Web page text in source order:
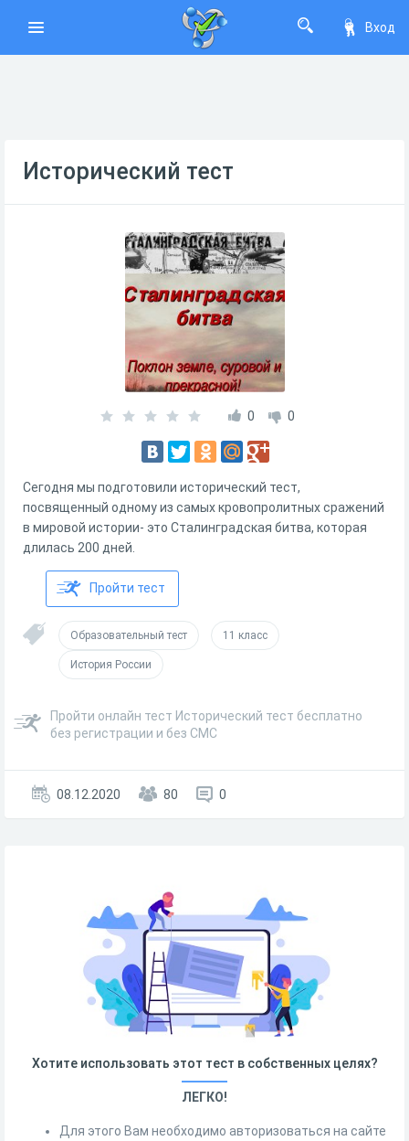
Вход
Исторический тест
0 0
Сегодня мы подготовили исторический тест,
посвященный одному из самых кровопролитных сражений
в мировой истории- это Сталинградская битва, которая
длилась 200 дней.
Пройти тест
Образовательный тест 11 класс
История России
Пройти онлайн тест Исторический тест бесплатно
без регистрации и без СМС
08.12.2020 80 0
Хотите использовать этот тест в собственных целях?
ЛЕГКО!
Для этого Вам необходимо авторизоваться на сайте